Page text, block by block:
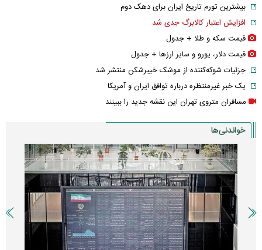
بیشترین تورم تاریخ ایران برای دهک دوم
افزایش اعتبار کالابرگ جدی شد
قیمت سکه و طلا + جدول
قیمت دلار، یورو و سایر ارز‌ها + جدول
جزئیات شوکه‌کننده از موشک خیبرشکن منتشر شد
یک خبر غیرمنتظره درباره توافق ایران و آمریکا
مسافران متروی تهران این نقشه جدید را ببینند
خواندنی‌ها